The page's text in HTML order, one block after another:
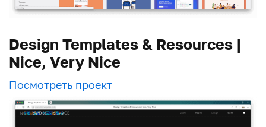
Design Templates & Resources |
Nice, Very Nice
Посмотреть проект